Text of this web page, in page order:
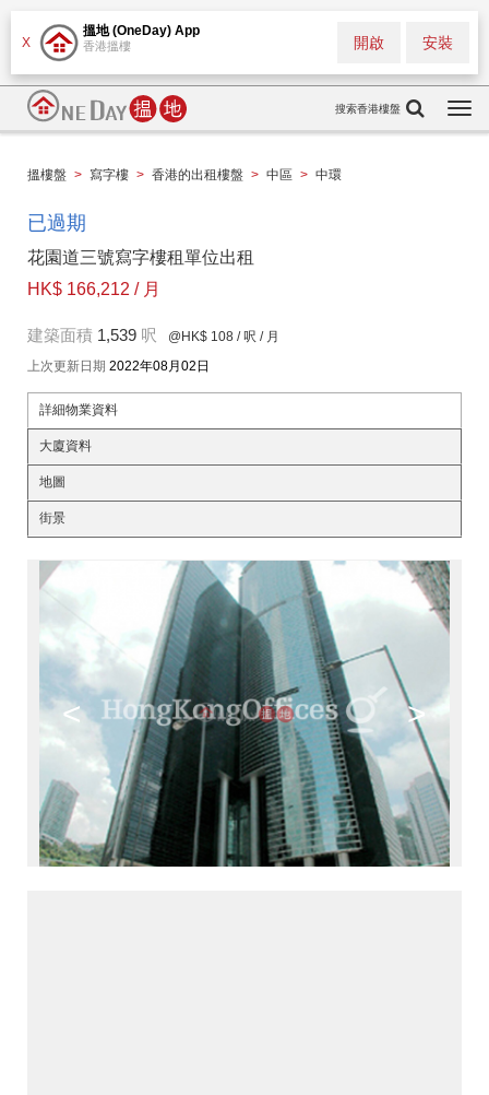
X
搵地 (OneDay) App
香港搵樓 安裝
開啟
搜索香港樓盤
搵樓盤 > 寫字樓 > 香港的出租樓盤 > 中區 > 中環
已過期
花園道三號寫字樓租單位出租
HK$ 166,212 / 月
建築面積 1,539 呎 @HK$ 108 / 呎 / 月
上次更新日期 2022年08月02日
詳細物業資料
大廈資料
地圖
街景
< >